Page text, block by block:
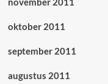
oktober 2011
september 2011
augustus 2011